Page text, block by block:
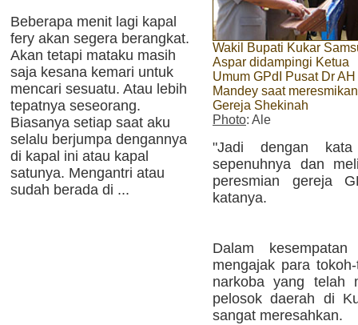
Beberapa menit lagi kapal
fery akan segera berangkat.
Akan tetapi mataku masih
saja kesana kemari untuk
mencari sesuatu. Atau lebih
tepatnya seseorang.
Biasanya setiap saat aku
selalu berjumpa dengannya
di kapal ini atau kapal
satunya. Mengantri atau
sudah berada di ...
Wakil Bupati Kukar
Aspar didampingi Ketua
Umum GPdI Pusat Dr AH
Mandey saat meresmikan
Gereja Shekinah
Photo: Ale
"Jadi dengan kata
sepenuhnya dan
peresmian gereja
katanya.
Dalam
mengajak para
narkoba yang telah
pelosok daerah di
sangat meresahkan.